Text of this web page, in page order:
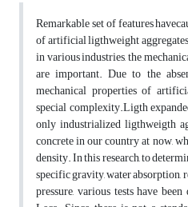
Remarkable set of features
of artificial ligthweight
in various industries, the
are important. Due to the
mechanical properties of
special complexity.Ligth
only industrialized ligthweigth
concrete in our country at now,
density. In this research, to
specific gravity, water absorption,
pressure, various tests have